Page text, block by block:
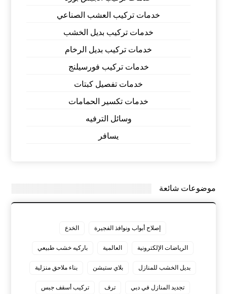
خدمات تركيب العشب الصناعي
خدمات تركيب بديل الخشب
خدمات تركيب بديل الرخام
خدمات تركيب فورسيلنج
خدمات تفصيل كبتات
خدمات تكسير الحمامات
وسائل الترفيه
يسافر
موضوعات شائعة
إصلاح أبواب ونوافذ الفجيرة الخدع
الرياضات الإلكترونية العالمية باركيه خشب طبيعي
بديل الخشب للمنازل بلاي ستيشن بناء ملاحق منزلية
تجديد المنازل في دبي ترف تركيب أسقف جبس